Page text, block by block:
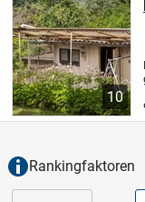
10
Rankingfaktoren